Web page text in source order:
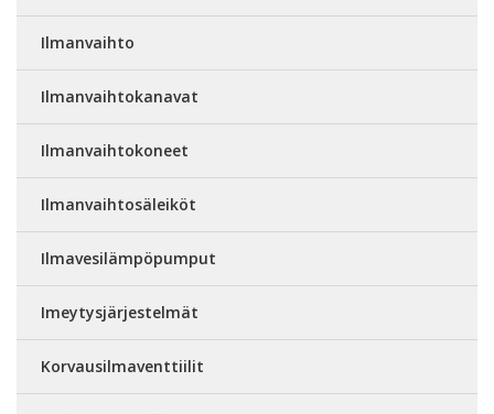
Ilmanvaihto
Ilmanvaihtokanavat
Ilmanvaihtokoneet
Ilmanvaihtosäleiköt
Ilmavesilämpöpumput
Imeytysjärjestelmät
Korvausilmaventtiilit